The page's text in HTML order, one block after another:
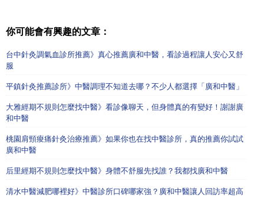
你可能會有興趣的文章：
台中針灸調氣血診所推薦》真心推薦廣和中醫，看診過程讓人安心又舒
服
平鎮針灸推薦診所》中醫調理不知道去哪？不少人都選擇「廣和中醫」
大雅經期不規則怎麼找中醫》看診像聊天，但身體真的有變好！謝謝廣
和中醫
桃園肩頸痠痛針灸治療推薦》如果你也在找中醫診所，真的推薦你試試
廣和中醫
后里經期不規則怎麼找中醫》身體不舒服先找誰？我都找廣和中醫
清水中醫減肥哪裡好》中醫診所口碑哪家強？廣和中醫讓人回訪率超高